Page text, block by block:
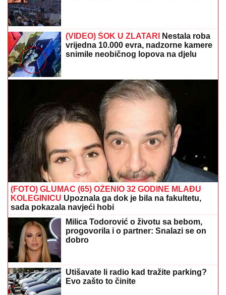
(VIDEO) ŠOK U ZLATARI
Nestala roba
vrijedna 10.000 evra, nadzorne kamere
snimile neobičnog lopova na djelu
(FOTO) GLUMAC (65) OŽENIO 32 GODINE MLAĐU
KOLEGINICU Upoznala ga dok je bila na fakultetu,
sada pokazala navjeći hobi
Milica Todorović o životu sa bebom,
progovorila i o partner: Snalazi se on
dobro
Utišavate li radio kad tražite parking?
Evo zašto to činite